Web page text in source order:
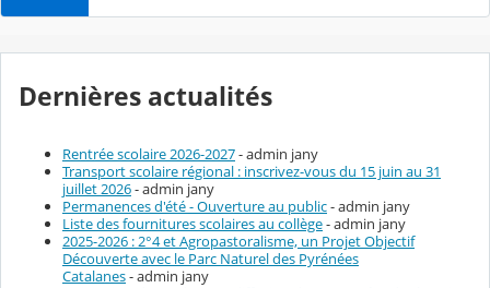
Dernières actualités
Rentrée scolaire 2026-2027- admin jany
Transport scolaire régional : inscrivez-vous du 15 juin au 31
juillet 2026- admin jany
Permanences d'été - Ouverture au public- admin jany
Liste des fournitures scolaires au collège- admin jany
2025-2026 : 2°4 et Agropastoralisme, un Projet Objectif
Découverte avec le Parc Naturel des Pyrénées
Catalanes- admin jany